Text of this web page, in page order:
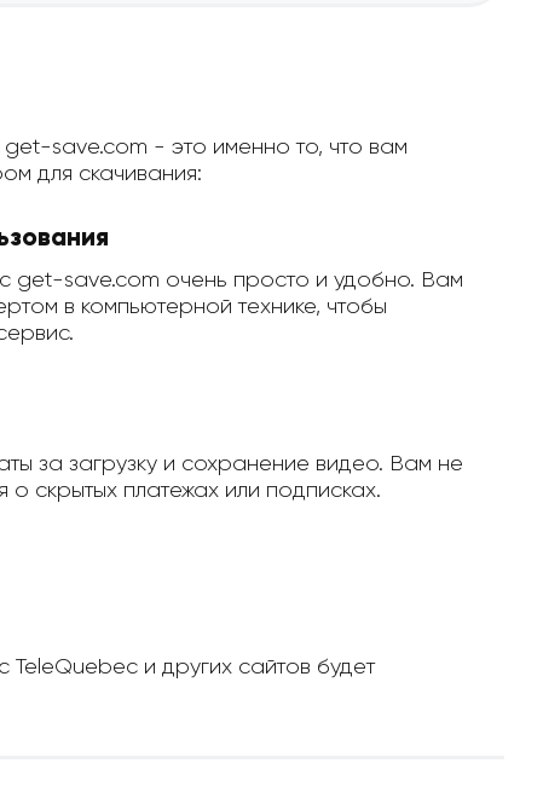
save.com - это именно то, что вам
для скачивания:
get-save.com очень просто и удобно. Вам
в компьютерной технике, чтобы
за загрузку и сохранение видео. Вам не
о скрытых платежах или подписках.
и других сайтов будет